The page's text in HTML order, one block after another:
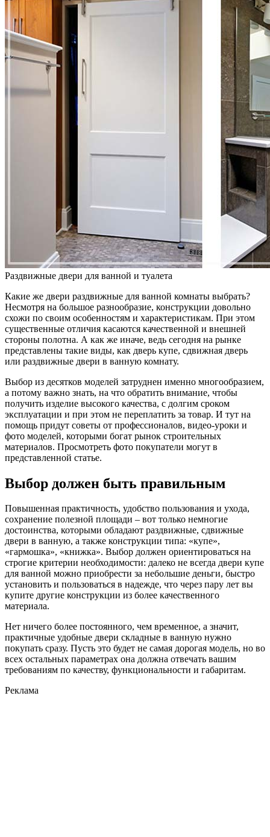
Раздвижные двери для ванной и туалета
Какие же двери раздвижные для ванной комнаты выбрать?
Несмотря на большое разнообразие, конструкции довольно
схожи по своим особенностям и характеристикам. При этом
существенные отличия касаются качественной и внешней
стороны полотна. А как же иначе, ведь сегодня на рынке
представлены такие виды, как дверь купе, сдвижная дверь
или раздвижные двери в ванную комнату.
Выбор из десятков моделей затруднен именно многообразием,
а потому важно знать, на что обратить внимание, чтобы
получить изделие высокого качества, с долгим сроком
эксплуатации и при этом не переплатить за товар. И тут на
помощь придут советы от профессионалов, видео-уроки и
фото моделей, которыми богат рынок строительных
материалов. Просмотреть фото покупатели могут в
представленной статье.
Выбор должен быть правильным
Повышенная практичность, удобство пользования и ухода,
сохранение полезной площади – вот только немногие
достоинства, которыми обладают раздвижные, сдвижные
двери в ванную, а также конструкции типа: «купе»,
«гармошка», «книжка». Выбор должен ориентироваться на
строгие критерии необходимости: далеко не всегда двери купе
для ванной можно приобрести за небольшие деньги, быстро
установить и пользоваться в надежде, что через пару лет вы
купите другие конструкции из более качественного
материала.
Нет ничего более постоянного, чем временное, а значит,
практичные удобные двери складные в ванную нужно
покупать сразу. Пусть это будет не самая дорогая модель, но во
всех остальных параметрах она должна отвечать вашим
требованиям по качеству, функциональности и габаритам.
Реклама